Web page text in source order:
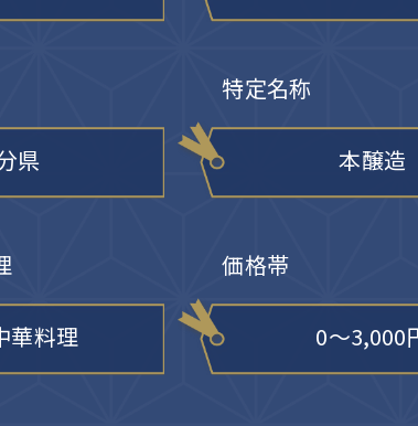
県
特定名称
本醸造
華料理
価格帯
0〜3,000